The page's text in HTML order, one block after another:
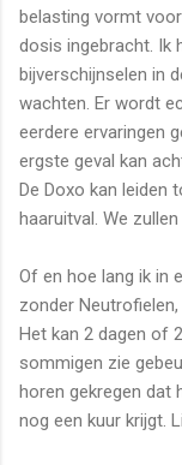
belasting vormt
dosis ingebracht. Ik
bijverschijnselen in
wachten. Er wordt
eerdere ervaringen
ergste geval kan
De Doxo kan leiden
haaruitval. We
Of en hoe lang ik in
zonder
Het kan 2 dagen of
sommigen zie
horen gekregen dat
nog een kuur krijgt.